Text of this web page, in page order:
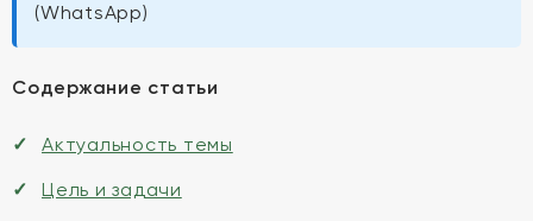
(WhatsApp)
Содержание статьи
Актуальность темы
Цель и задачи